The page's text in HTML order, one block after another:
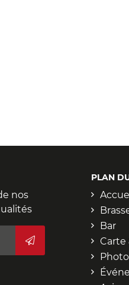
nos
PLAN
Bar
Carte